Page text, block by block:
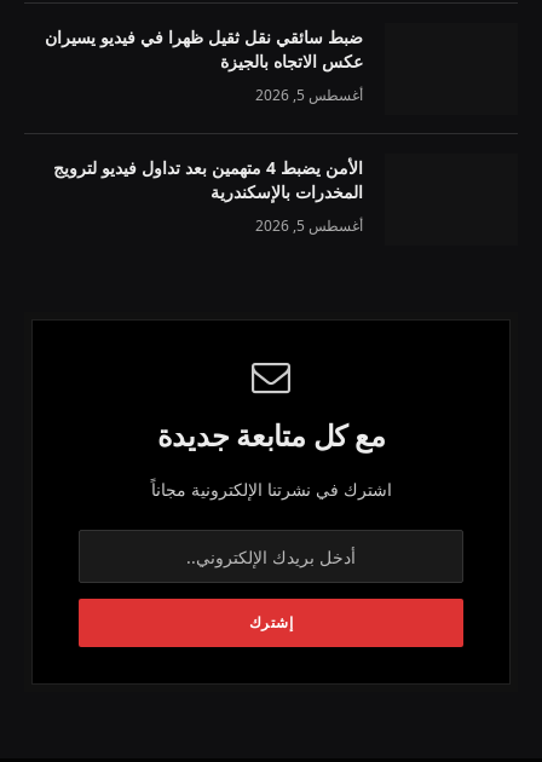
ضبط سائقي نقل ثقيل ظهرا في فيديو يسيران
عكس الاتجاه بالجيزة
أغسطس 5, 2026
الأمن يضبط 4 متهمين بعد تداول فيديو لترويج
المخدرات بالإسكندرية
أغسطس 5, 2026
مع كل متابعة جديدة
اشترك في نشرتنا الإلكترونية مجاناً